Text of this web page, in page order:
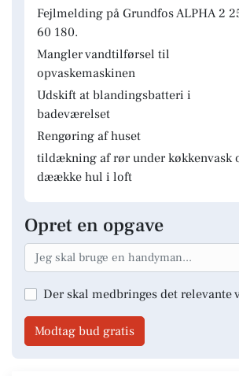
Fejlmelding på Grundfos ALPHA 2
60 180.
Mangler vandtilførsel til
opvaskemaskinen
Udskift at blandingsbatteri i
badeværelset
Rengøring af huset
tildækning af rør under køkkenvask
dæække hul i loft
Opret en opgave
Der skal medbringes det relevante
Modtag bud gratis